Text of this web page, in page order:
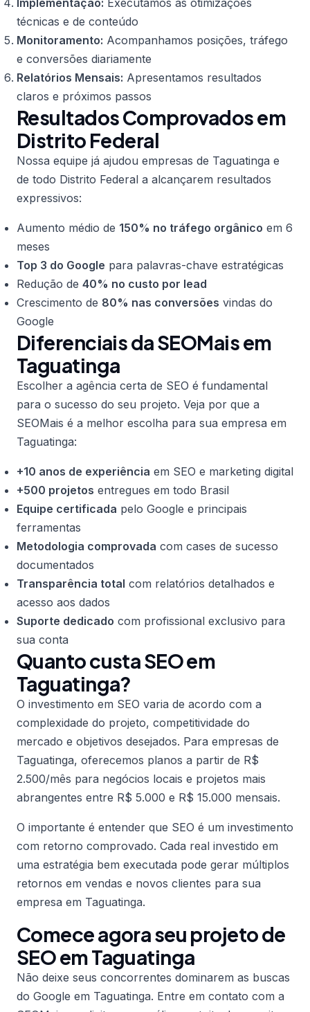
Implementação: Executamos as otimizações
técnicas e de conteúdo
Monitoramento: Acompanhamos posições, tráfego
e conversões diariamente
Relatórios Mensais: Apresentamos resultados
claros e próximos passos
Resultados Comprovados em
Distrito Federal
Nossa equipe já ajudou empresas de Taguatinga e
de todo Distrito Federal a alcançarem resultados
expressivos:
Aumento médio de 150% no tráfego orgânico em 6
meses
Top 3 do Google para palavras-chave estratégicas
Redução de 40% no custo por lead
Crescimento de 80% nas conversões vindas do
Google
Diferenciais da SEOMais em
Taguatinga
Escolher a agência certa de SEO é fundamental
para o sucesso do seu projeto. Veja por que a
SEOMais é a melhor escolha para sua empresa em
Taguatinga:
+10 anos de experiência em SEO e marketing digital
+500 projetos entregues em todo Brasil
Equipe certificada pelo Google e principais
ferramentas
Metodologia comprovada com cases de sucesso
documentados
Transparência total com relatórios detalhados e
acesso aos dados
Suporte dedicado com profissional exclusivo para
sua conta
Quanto custa SEO em
Taguatinga?
O investimento em SEO varia de acordo com a
complexidade do projeto, competitividade do
mercado e objetivos desejados. Para empresas de
Taguatinga, oferecemos planos a partir de R$
2.500/mês para negócios locais e projetos mais
abrangentes entre R$ 5.000 e R$ 15.000 mensais.
O importante é entender que SEO é um investimento
com retorno comprovado. Cada real investido em
uma estratégia bem executada pode gerar múltiplos
retornos em vendas e novos clientes para sua
empresa em Taguatinga.
Comece agora seu projeto de
SEO em Taguatinga
Não deixe seus concorrentes dominarem as buscas
do Google em Taguatinga. Entre em contato com a